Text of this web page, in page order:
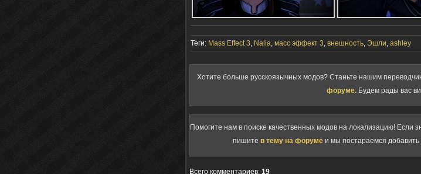
Теги: Mass Effect 3, Nalia, масс эффект 3, внешность, Эшли, ashley
Хотите больше русскоязычных модов? Станьте нашим
форуме. Будем рады вас
Помогите нам в поиске качественных модов на локализацию!
пишите в тему на форуме и мы постараемся
Всего комментариев: 19